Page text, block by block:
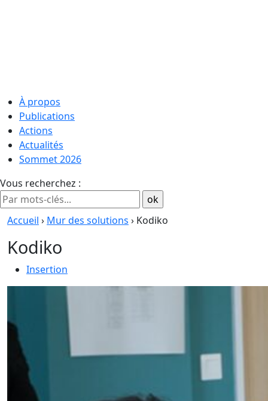
À propos
Publications
Actions
Actualités
Sommet 2026
Vous recherchez :
Accueil › Mur des solutions › Kodiko
Kodiko
Insertion